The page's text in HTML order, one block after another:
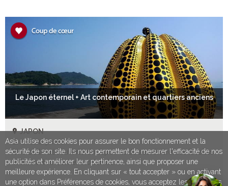
Le Japon éternel + Art contemporain et quartiers anciens
JAPON
Circuits privés
Une belle découverte du Japon et de ses différentes facettes
entre tradition, art et modernité.
Asia utilise des cookies pour assurer le bon fonctionnement et la
sécurité de son site. Ils nous permettent de mesurer l'efficacité de nos
publicités et améliorer leur pertinence, ainsi que proposer une
meilleure expérience. En cliquant sur « tout accepter » ou en activant
une option dans Préférences de cookies, vous acceptez les conditions